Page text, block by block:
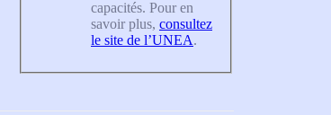
capacités. Pour en
savoir plus, consultez
le site de l’UNEA.